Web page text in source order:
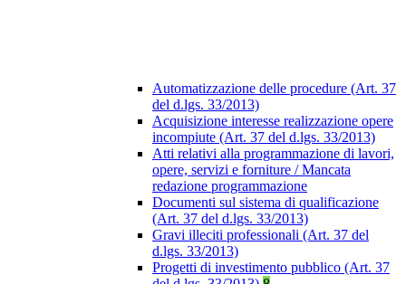
Automatizzazione delle procedure (Art. 37
del d.lgs. 33/2013)
Acquisizione interesse realizzazione opere
incompiute (Art. 37 del d.lgs. 33/2013)
Atti relativi alla programmazione di lavori,
opere, servizi e forniture / Mancata
redazione programmazione
Documenti sul sistema di qualificazione
(Art. 37 del d.lgs. 33/2013)
Gravi illeciti professionali (Art. 37 del
d.lgs. 33/2013)
Progetti di investimento pubblico (Art. 37